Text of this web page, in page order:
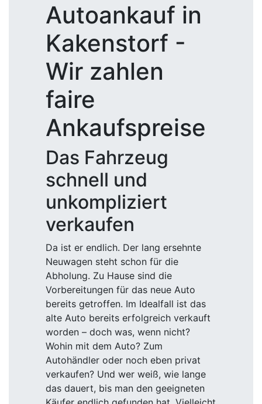
Autoankauf in
Kakenstorf -
Wir zahlen
faire
Ankaufspreise
Das Fahrzeug
schnell und
unkompliziert
verkaufen
Da ist er endlich. Der lang ersehnte
Neuwagen steht schon für die
Abholung. Zu Hause sind die
Vorbereitungen für das neue Auto
bereits getroffen. Im Idealfall ist das
alte Auto bereits erfolgreich verkauft
worden – doch was, wenn nicht?
Wohin mit dem Auto? Zum
Autohändler oder noch eben privat
verkaufen? Und wer weiß, wie lange
das dauert, bis man den geeigneten